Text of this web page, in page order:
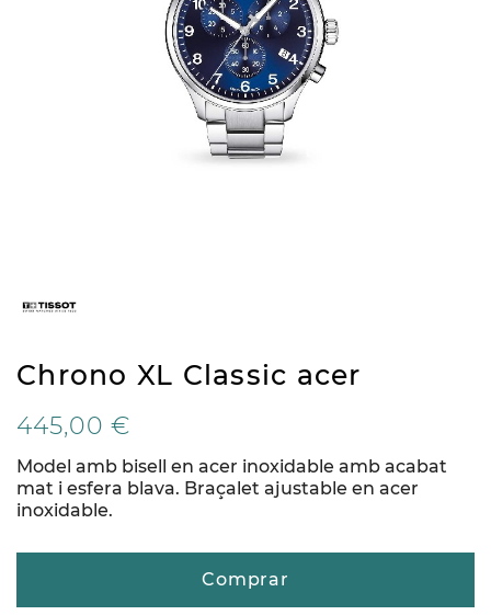
Chrono XL Classic acer
445,00 €
Model amb bisell en acer inoxidable amb acabat
mat i esfera blava. Braçalet ajustable en acer
inoxidable.
Comprar